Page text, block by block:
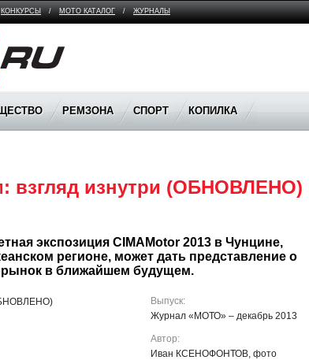
КОНКУРСЫ / МОТО КАТАЛОГ / ЖУРНАЛЫ
РЕМЗОНА СПОРТ КОПИЛКА
взгляд изнутри (ОБНОВЛЕНО)
экспозиция CIMAMotor 2013 в Чунцине,
регионе, может дать представление о
в ближайшем будущем.
Выпуск:
Журнал «МОТО» – декабрь 2013
Автор:
Иван КСЕНОФОНТОВ, фото